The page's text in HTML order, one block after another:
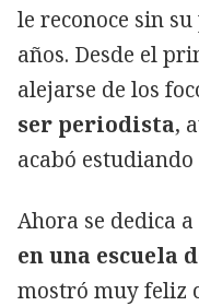
le reconoce sin
años. Desde el
alejarse de los
ser periodista,
acabó
Ahora se dedica a
en una escuela
mostró muy feliz